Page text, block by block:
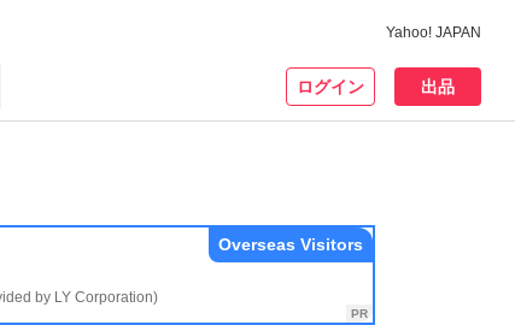
Yahoo! JAPAN
ログイン 出品
by LY Corporation)
Overseas Visitors